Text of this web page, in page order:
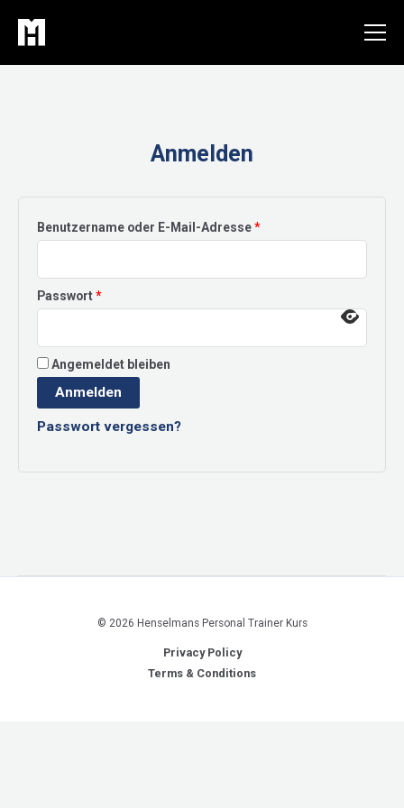
Inhalt
springen
Anmelden
Benutzername oder E-Mail-Adresse*Erforderlich
Passwort*Erforderlich
Angemeldet bleiben
Anmelden
Passwort vergessen?
© 2026 Henselmans Personal Trainer Kurs
Privacy Policy
Terms & Conditions